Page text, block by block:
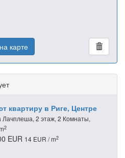
карте
квартиру в Риге, Центре
Лачплеша, 2 этаж, 2 Комнаты,
2
EUR 14 EUR / m2